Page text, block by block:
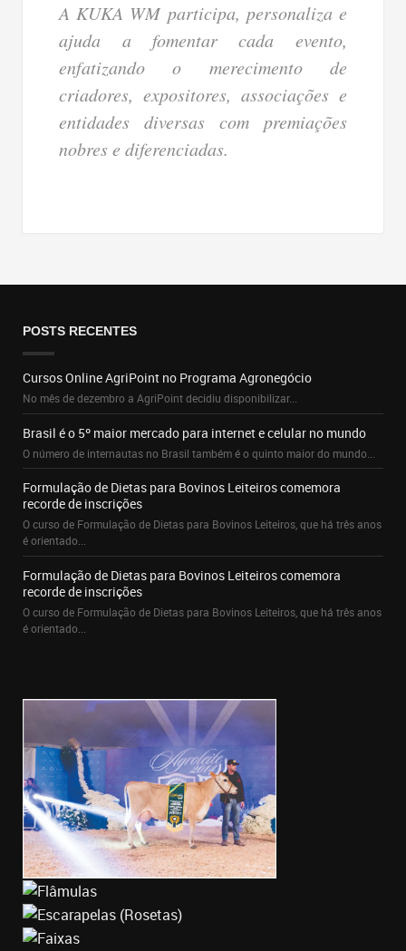
A KUKA WM participa, personaliza e
ajuda a fomentar cada evento,
enfatizando o merecimento de
criadores, expositores, associações e
entidades diversas com premiações
nobres e diferenciadas.
POSTS RECENTES
Cursos Online AgriPoint no Programa Agronegócio
No mês de dezembro a AgriPoint decidiu disponibilizar...
Brasil é o 5º maior mercado para internet e celular no mundo
O número de internautas no Brasil também é o quinto maior do mundo...
Formulação de Dietas para Bovinos Leiteiros comemora
recorde de inscrições
O curso de Formulação de Dietas para Bovinos Leiteiros, que há três anos
é orientado...
Formulação de Dietas para Bovinos Leiteiros comemora
recorde de inscrições
O curso de Formulação de Dietas para Bovinos Leiteiros, que há três anos
é orientado...